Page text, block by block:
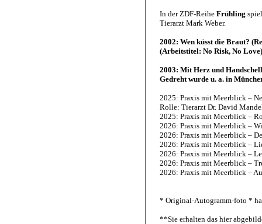
In der ZDF-Reihe Frühling
Tierarzt Mark Weber.
2002: Wen küsst die Braut?
(Arbeitstitel: No Risk, No
2003: Mit Herz und
Gedreht wurde u. a. in
2025: Praxis mit Meerblick –
Rolle: Tierarzt Dr. David
2025: Praxis mit Meerblick –
2026: Praxis mit Meerblick –
2026: Praxis mit Meerblick –
2026: Praxis mit Meerblick –
2026: Praxis mit Meerblick –
2026: Praxis mit Meerblick –
2026: Praxis mit Meerblick –
* Original-Autogramm-foto *
**Sie erhalten das hier